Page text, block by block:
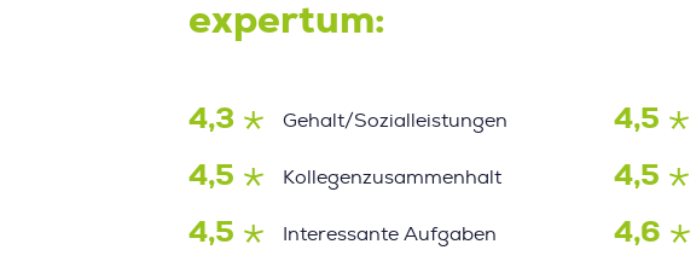
expertum:
4,3 Gehalt/Sozialleistungen 4,5
4,5 Kollegenzusammenhalt 4,5
4,5 Interessante Aufgaben 4,6